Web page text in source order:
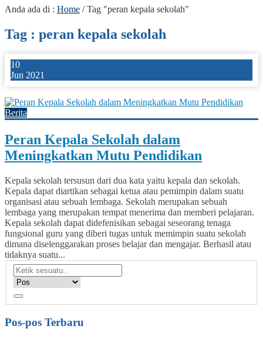
Anda ada di : Home /Tag "peran kepala sekolah"
Tag : peran kepala sekolah
10
Jun 2021
Berita
Peran Kepala Sekolah dalam
Meningkatkan Mutu Pendidikan
Kepala sekolah tersusun dari dua kata yaitu kepala dan sekolah.
Kepala dapat diartikan sebagai ketua atau pemimpin dalam suatu
organisasi atau sebuah lembaga. Sekolah merupakan sebuah
lembaga yang merupakan tempat menerima dan memberi pelajaran.
Kepala sekolah dapat didefenisikan sebagai seseorang tenaga
fungsional guru yang diberi tugas untuk memimpin suatu sekolah
dimana diselenggarakan proses belajar dan mengajar. Berhasil atau
tidaknya suatu...
Pos-pos Terbaru